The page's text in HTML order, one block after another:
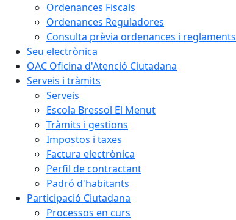
Ordenances Fiscals
Ordenances Reguladores
Consulta prèvia ordenances i reglaments
Seu electrònica
OAC Oficina d'Atenció Ciutadana
Serveis i tràmits
Serveis
Escola Bressol El Menut
Tràmits i gestions
Impostos i taxes
Factura electrònica
Perfil de contractant
Padró d'habitants
Participació Ciutadana
Processos en curs